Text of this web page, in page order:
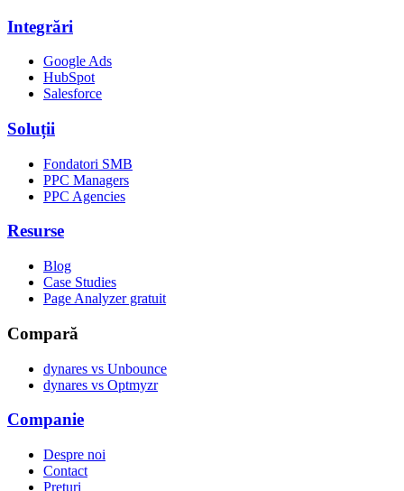
Integrări
Google Ads
HubSpot
Salesforce
Soluții
Fondatori SMB
PPC Managers
PPC Agencies
Resurse
Blog
Case Studies
Page Analyzer gratuit
Compară
dynares vs Unbounce
dynares vs Optmyzr
Companie
Despre noi
Contact
Prețuri